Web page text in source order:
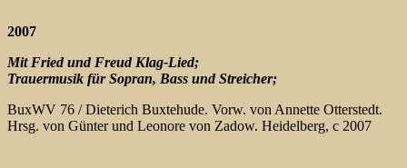
2007
Mit Fried und Freud Klag-Lied;
Trauermusik für Sopran, Bass und Streicher;
BuxWV 76 / Dieterich Buxtehude. Vorw. von Annette Otterstedt.
Hrsg. von Günter und Leonore von Zadow. Heidelberg, c 2007